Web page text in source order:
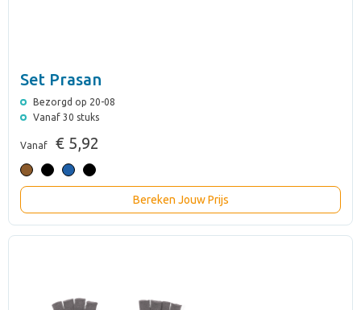
Set Prasan
Bezorgd op 20-08
Vanaf 30 stuks
Vanaf € 5,92
Bereken Jouw Prijs